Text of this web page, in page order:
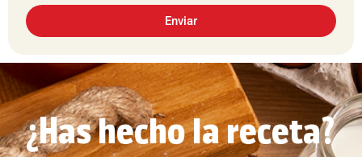
Enviar
¿Has hecho la receta?